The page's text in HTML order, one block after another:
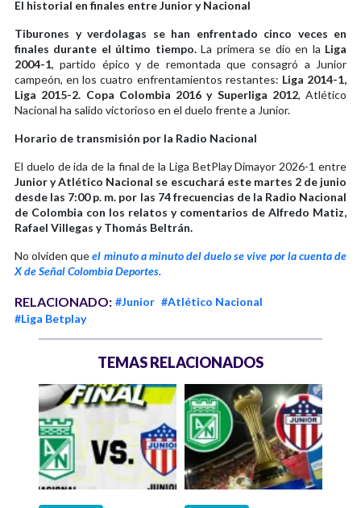
El historial en finales entre Junior y Nacional
Tiburones y verdolagas se han enfrentado cinco veces en
finales durante el último tiempo.La primera se dio en la Liga
2004-1, partido épico y de remontada que consagró a Junior
campeón, en los cuatro enfrentamientos restantes: Liga 2014-1,
Liga 2015-2. Copa Colombia 2016 y Superliga 2012, Atlético
Nacional ha salido victorioso en el duelo frente a Junior.
Horario de transmisión por la Radio Nacional
El duelo de ida de la final de la Liga BetPlay Dimayor 2026-1 entre
Junior y Atlético Nacional se escuchará este martes 2 de junio
desde las 7:00 p. m. por las 74 frecuencias de la Radio Nacional
de Colombia con los relatos y comentarios de Alfredo Matiz,
Rafael Villegas y Thomás Beltrán.
No olviden queel minuto a minuto del duelo se vive por la cuenta de
X de Señal Colombia Deportes.
RELACIONADO: #Junior #Atlético Nacional
#Liga Betplay
TEMAS RELACIONADOS